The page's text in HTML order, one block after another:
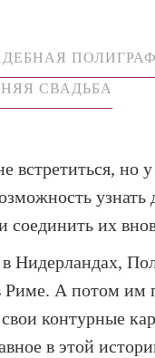
СВАДЬБА
встретиться, но
узнать
соединить их
Нидерландах,
Риме. А потом им
контурные
в этой